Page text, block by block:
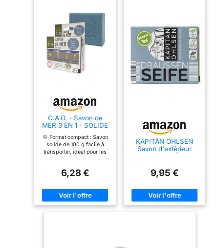
C.A.O. - Savon de
MER 3 EN 1 - SOLIDE
d'olive, Glycerin,
hydroxyde de sodium
- Poids 100g
🧼 Format compact : Savon
solide de 100 g facile à
transporter, idéal pour les
Respectueuse de la peau,
fréquent même en
conditions extrêmes. 🧳
Pratique et léger : Se glisse
6,28 €
KAPITÄN OHLSEN
Savon d'extérieur
biodégradable | Savon
le corps, les cheveux
et le visage |
surgras – 90 g
9,95 €